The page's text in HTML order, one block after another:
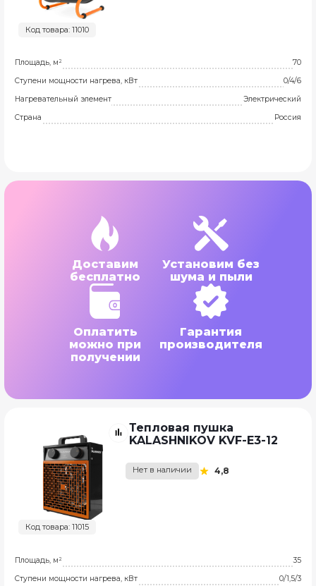
Код товара: 11010
Площадь, м²
70
Ступени мощности нагрева, кВт
0/4/6
Нагревательный элемент
Электрический
Страна
Россия
Доставим
бесплатно
Установим без
шума и пыли
Оплатить
можно при
получении
Гарантия
производителя
Код товара: 11015
Тепловая пушка
KALASHNIKOV KVF-E3-12
Нет в наличии 4,8
Площадь, м²
35
Ступени мощности нагрева, кВт
0/1,5/3